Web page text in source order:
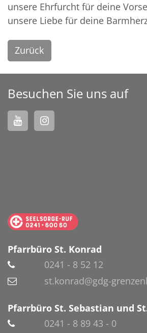
unsere Ehrfurcht für deine
unsere Liebe für deine
Zurück
Besuchen Sie uns auf
Pfarrbüro St. Konrad
0241 - 8 52 12
st.konrad@gdg-
Pfarrbüro St. Sebastian und
0241 - 8 89 43 - 0